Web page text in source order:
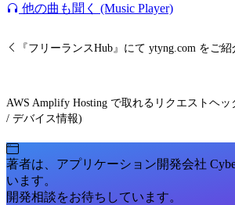
他の曲も聞く (Music Player)
『フリーランスHub』にて ytyng.com をご
AWS Amplify Hosting で取れるリクエストヘッ
/ デバイス情報)
著者は、アプリケーション開発会社
います。
開発相談をお待ちしています。